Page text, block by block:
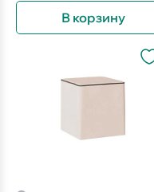
В корзину